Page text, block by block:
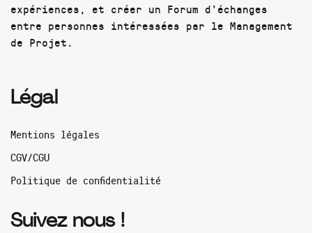
expériences, et créer un Forum d'échanges
entre personnes intéressées par le Management
de Projet.
Légal
Mentions légales
CGV/CGU
Politique de confidentialité
Suivez nous !